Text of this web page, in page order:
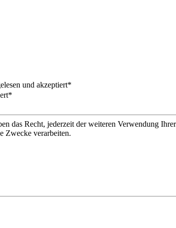
und akzeptiert*
das Recht, jederzeit der weiteren Verwendung
Zwecke verarbeiten.